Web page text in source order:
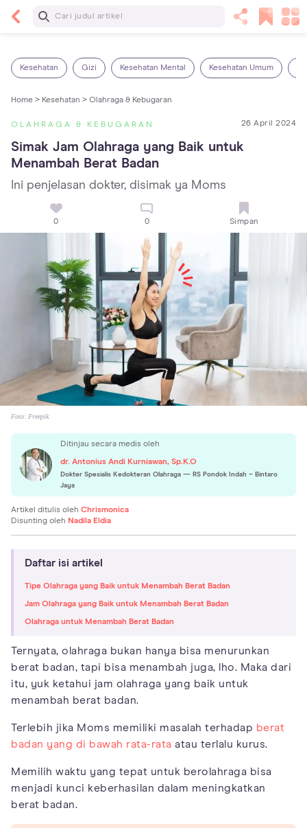
Baca Selanjutnya
Kesehatan Gizi Kesehatan Mental Kesehatan Umum
Home > Kesehatan > Olahraga & Kebugaran
OLAHRAGA & KEBUGARAN 26 April 2024
Simak Jam Olahraga yang Baik untuk
Menambah Berat Badan
Ini penjelasan dokter, disimak ya Moms
0 0 Simpan
Foto: Freepik
Ditinjau secara medis oleh
dr. Antonius Andi Kurniawan, Sp.K.O
Dokter Spesialis Kedokteran Olahraga — RS Pondok Indah – Bintaro
Jaya
Artikel ditulis oleh Chrismonica
Disunting oleh Nadila Eldia
Daftar isi artikel
Tipe Olahraga yang Baik untuk Menambah Berat Badan
Jam Olahraga yang Baik untuk Menambah Berat Badan
Olahraga untuk Menambah Berat Badan
Ternyata, olahraga bukan hanya bisa menurunkan
berat badan, tapi bisa menambah juga, lho. Maka dari
itu, yuk ketahui jam olahraga yang baik untuk
menambah berat badan.
Terlebih jika Moms memiliki masalah terhadap berat
badan yang di bawah rata-rata atau terlalu kurus.
Memilih waktu yang tepat untuk berolahraga bisa
menjadi kunci keberhasilan dalam meningkatkan
berat badan.